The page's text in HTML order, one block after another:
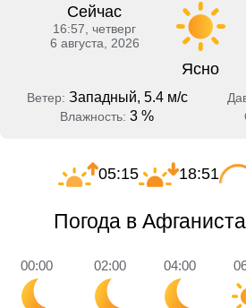
Сейчас
16:57, четверг
6 августа, 2026
Ясно
Ветер: Западный, 5.4 м/с
Влажность: 3 %
05:15 18:51
Погода в
00:00 02:00 04:00